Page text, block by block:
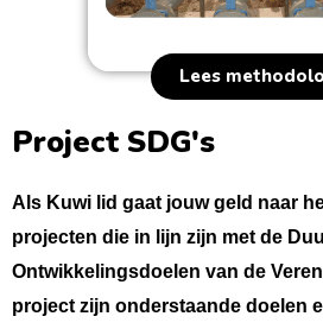
Lees
Project SDG's
Als Kuwi lid gaat jouw geld naar
projecten die in lijn zijn met de
Ontwikkelingsdoelen van de
project zijn onderstaande doelen